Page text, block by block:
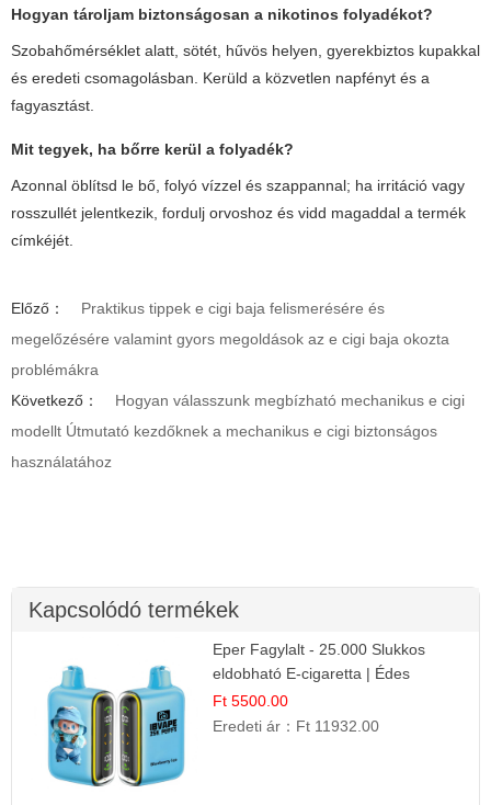
Hogyan tároljam biztonságosan a nikotinos folyadékot?
Szobahőmérséklet alatt, sötét, hűvös helyen, gyerekbiztos kupakkal
és eredeti csomagolásban. Kerüld a közvetlen napfényt és a
fagyasztást.
Mit tegyek, ha bőrre kerül a folyadék?
Azonnal öblítsd le bő, folyó vízzel és szappannal; ha irritáció vagy
rosszullét jelentkezik, fordulj orvoshoz és vidd magaddal a termék
címkéjét.
Előző：
Praktikus tippek e cigi baja felismerésére és
megelőzésére valamint gyors megoldások az e cigi baja okozta
problémákra
Következő：
Hogyan válasszunk megbízható mechanikus e cigi
modellt Útmutató kezdőknek a mechanikus e cigi biztonságos
használatához
Kapcsolódó termékek
Eper Fagylalt - 25.000 Slukkos
eldobható E-cigaretta | Édes
Desszert Íz
Ft 5500.00
Eredeti ár： Ft 11932.00